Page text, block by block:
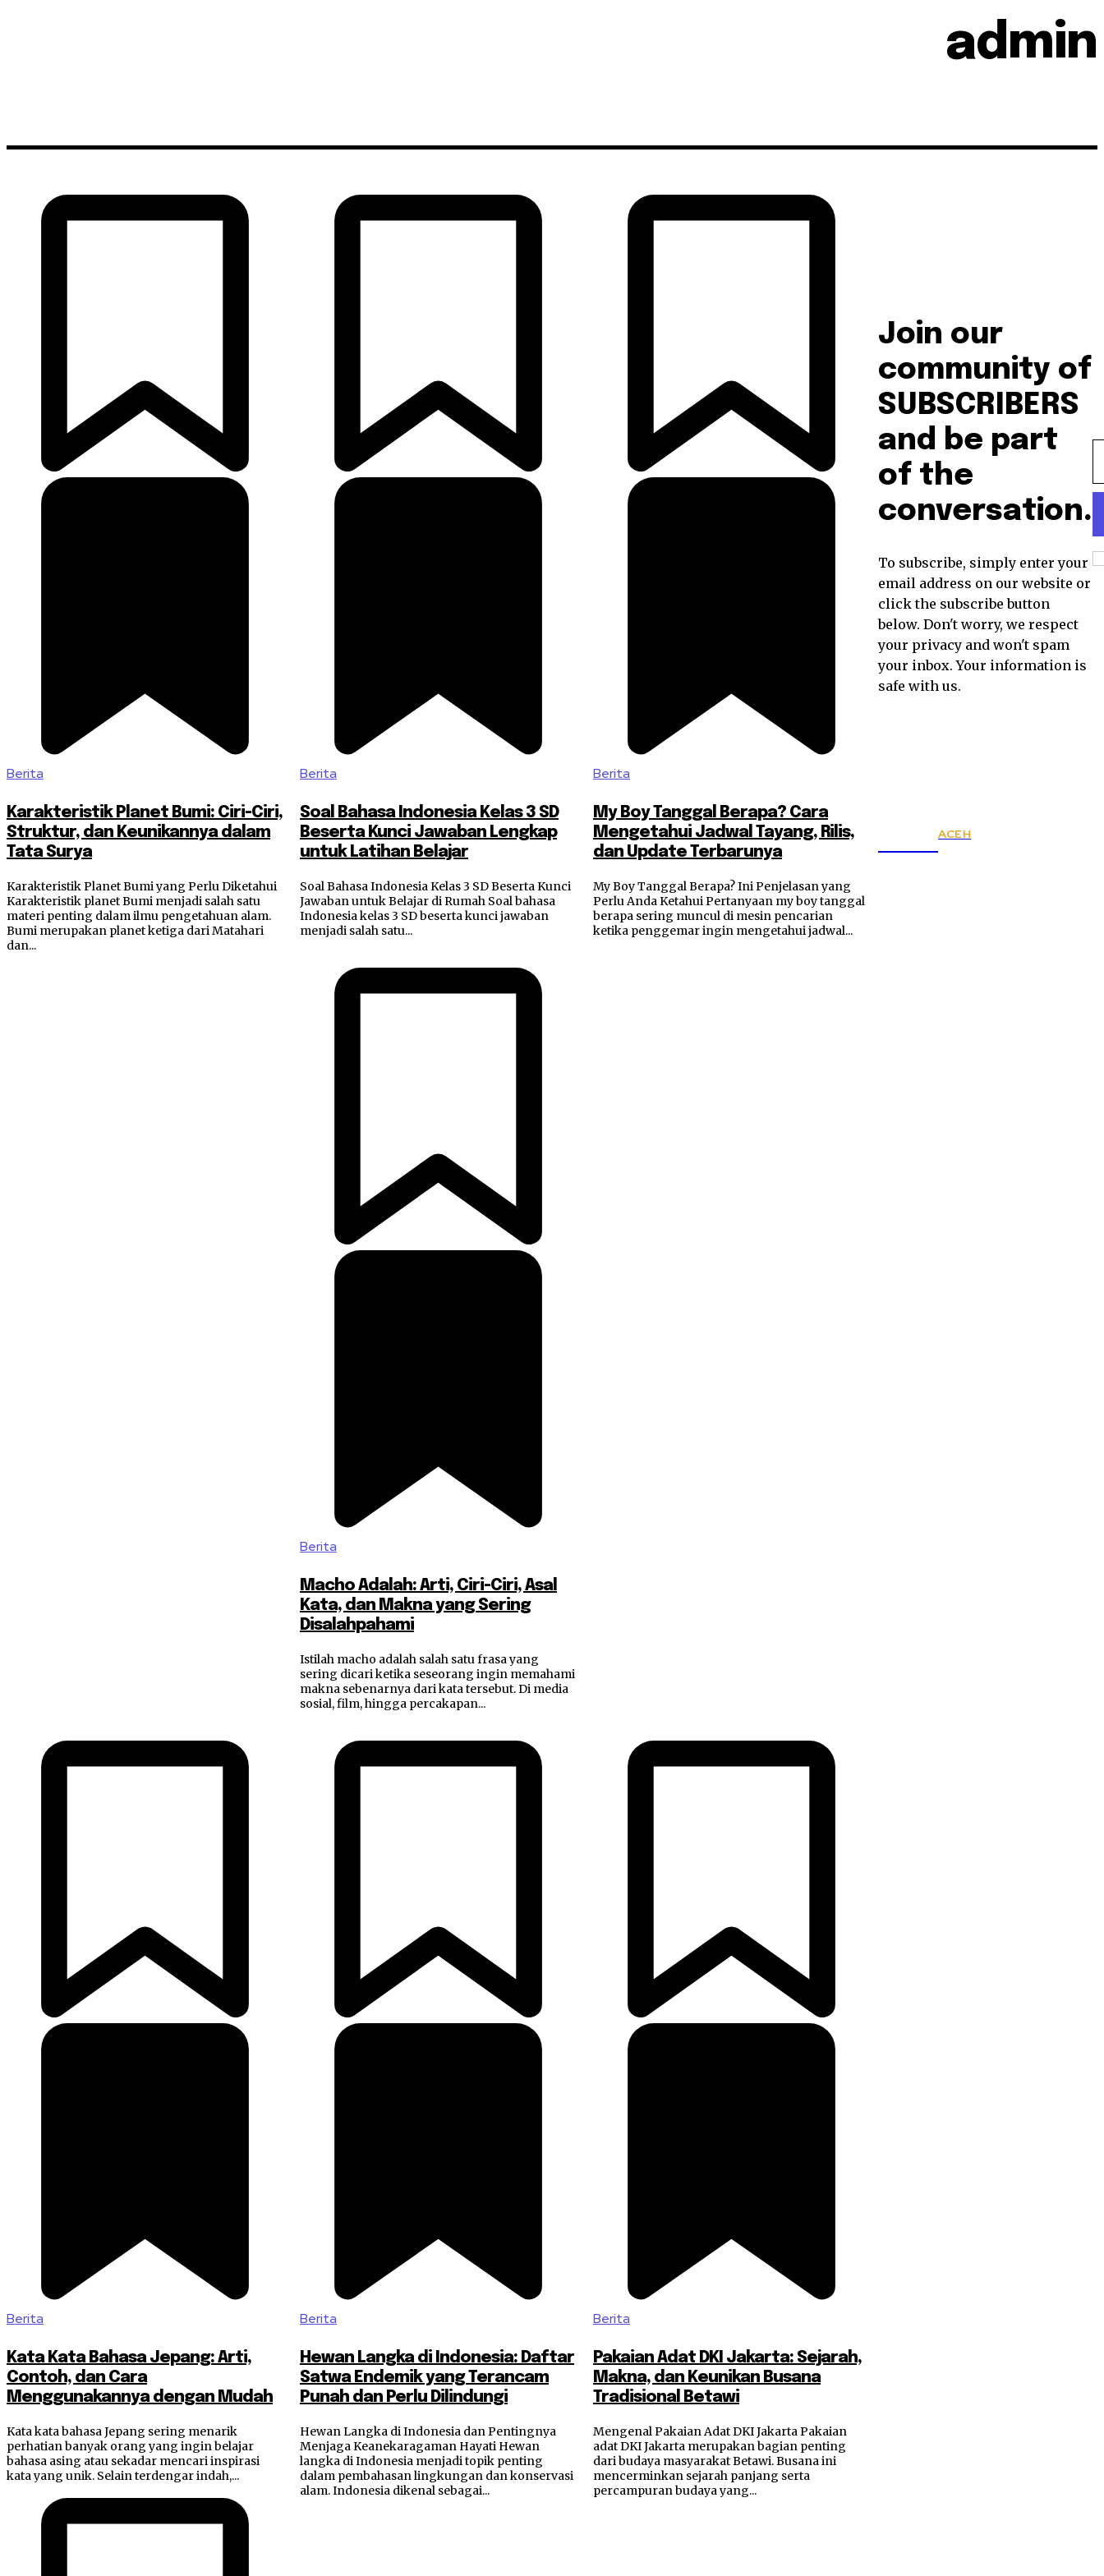
admin
Berita
Karakteristik Planet Bumi: Ciri-Ciri,
Struktur, dan Keunikannya dalam
Tata Surya
Karakteristik Planet Bumi yang Perlu Diketahui
Karakteristik planet Bumi menjadi salah satu
materi penting dalam ilmu pengetahuan alam.
Bumi merupakan planet ketiga dari Matahari
dan...
Berita
Soal Bahasa Indonesia Kelas 3 SD
Beserta Kunci Jawaban Lengkap
untuk Latihan Belajar
Soal Bahasa Indonesia Kelas 3 SD Beserta Kunci
Jawaban untuk Belajar di Rumah Soal bahasa
Indonesia kelas 3 SD beserta kunci jawaban
menjadi salah satu...
Berita
My Boy Tanggal Berapa? Cara
Mengetahui Jadwal Tayang, Rilis,
dan Update Terbarunya
My Boy Tanggal Berapa? Ini Penjelasan yang
Perlu Anda Ketahui Pertanyaan my boy tanggal
berapa sering muncul di mesin pencarian
ketika penggemar ingin mengetahui jadwal...
Berita
Macho Adalah: Arti, Ciri-Ciri, Asal
Kata, dan Makna yang Sering
Disalahpahami
Istilah macho adalah salah satu frasa yang
sering dicari ketika seseorang ingin memahami
makna sebenarnya dari kata tersebut. Di media
sosial, film, hingga percakapan...
Berita
Kata Kata Bahasa Jepang: Arti,
Contoh, dan Cara
Menggunakannya dengan Mudah
Kata kata bahasa Jepang sering menarik
perhatian banyak orang yang ingin belajar
bahasa asing atau sekadar mencari inspirasi
kata yang unik. Selain terdengar indah,...
Berita
Hewan Langka di Indonesia: Daftar
Satwa Endemik yang Terancam
Punah dan Perlu Dilindungi
Hewan Langka di Indonesia dan Pentingnya
Menjaga Keanekaragaman Hayati Hewan
langka di Indonesia menjadi topik penting
dalam pembahasan lingkungan dan konservasi
alam. Indonesia dikenal sebagai...
Berita
Pakaian Adat DKI Jakarta: Sejarah,
Makna, dan Keunikan Busana
Tradisional Betawi
Mengenal Pakaian Adat DKI Jakarta Pakaian
adat DKI Jakarta merupakan bagian penting
dari budaya masyarakat Betawi. Busana ini
mencerminkan sejarah panjang serta
percampuran budaya yang...
Join our
community of
SUBSCRIBERS
and be part
of the
conversation.
To subscribe, simply enter your
email address on our website or
click the subscribe button
below. Don't worry, we respect
your privacy and won't spam
your inbox. Your information is
safe with us.
ACEH